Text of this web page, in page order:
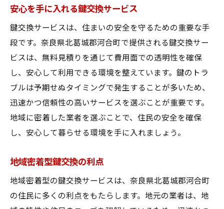
安心を手に入れる鍵交換サービス
鍵交換サービスは、住まいの安全を守るための重要な手
段です。奈良県北葛城郡河合町で提供される鍵交換サー
ビスは、無料見積りを通じて費用面での透明性を確保
し、安心して利用できる環境を整えています。鍵のトラ
ブルは予期せぬタイミングで発生することが多いため、
迅速かつ信頼性の高いサービスを選ぶことが重要です。
地域に密着した業者を選ぶことで、住民の安全を確保
し、安心して暮らせる環境を手に入れましょう。
地域密着型鍵交換の利点
地域密着型の鍵交換サービスは、奈良県北葛城郡河合町
の住民に多くの利点をもたらします。地元の業者は、地